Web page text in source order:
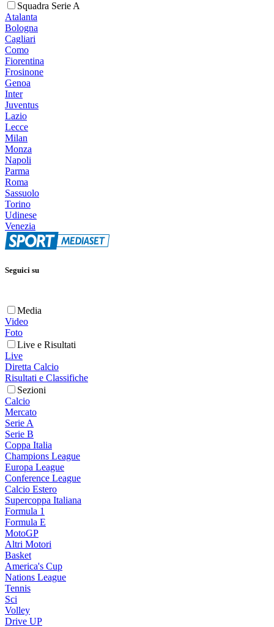
Squadra Serie A
Atalanta
Bologna
Cagliari
Como
Fiorentina
Frosinone
Genoa
Inter
Juventus
Lazio
Lecce
Milan
Monza
Napoli
Parma
Roma
Sassuolo
Torino
Udinese
Venezia
Seguici su
Media
Video
Foto
Live e Risultati
Live
Diretta Calcio
Risultati e Classifiche
Sezioni
Calcio
Mercato
Serie A
Serie B
Coppa Italia
Champions League
Europa League
Conference League
Calcio Estero
Supercoppa Italiana
Formula 1
Formula E
MotoGP
Altri Motori
Basket
America's Cup
Nations League
Tennis
Sci
Volley
Drive UP